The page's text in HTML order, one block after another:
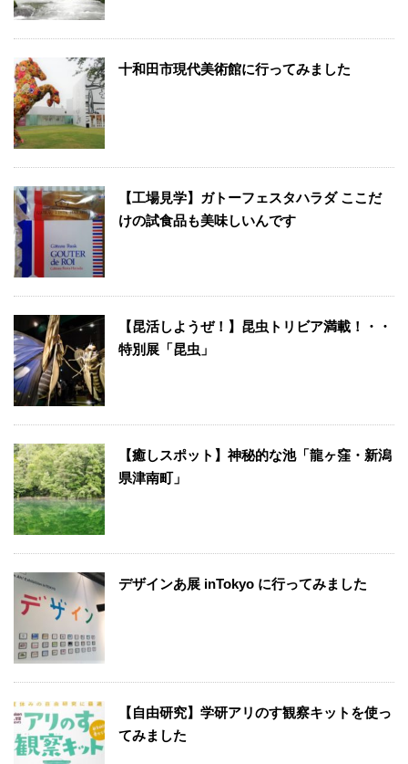
十和田市現代美術館に行ってみました
【工場見学】ガトーフェスタハラダ ここだ
けの試食品も美味しいんです
【昆活しようぜ！】昆虫トリビア満載！・・
特別展「昆虫」
【癒しスポット】神秘的な池「龍ヶ窪・新潟
県津南町」
デザインあ展 inTokyo に行ってみました
【自由研究】学研アリのす観察キットを使っ
てみました